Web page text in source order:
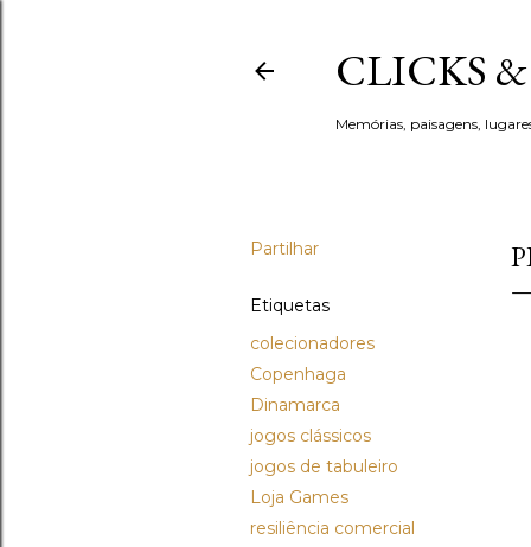
CLICKS
Memórias, paisagens,
Partilhar
Etiquetas
colecionadores
Copenhaga
Dinamarca
jogos clássicos
jogos de tabuleiro
Loja Games
resiliência comercial